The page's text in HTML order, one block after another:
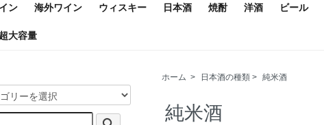
ン 海外ワイン ウィスキー 日本酒 焼酎 洋酒 ビール
大容量
ホーム > 日本酒の種類 > 純米酒
純米酒